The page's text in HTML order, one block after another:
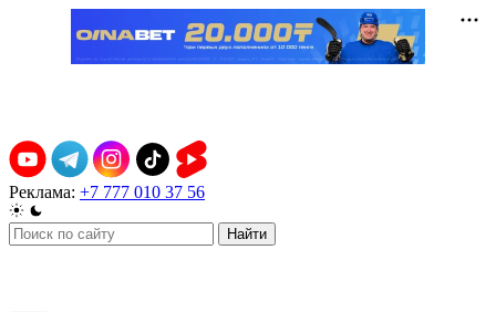
Реклама: +7 777 010 37 56
Найти